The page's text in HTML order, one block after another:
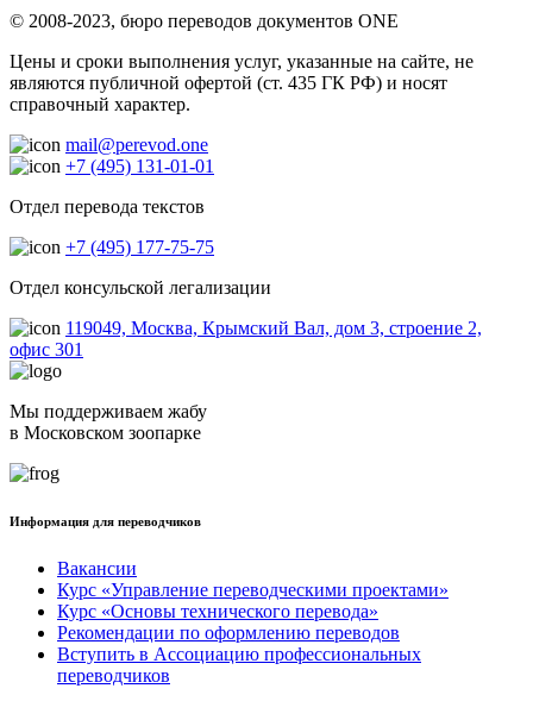
© 2008-2023, бюро переводов документов ONE
Цены и сроки выполнения услуг, указанные на сайте, не
являются публичной офертой (ст. 435 ГК РФ) и носят
справочный характер.
mail@perevod.one
+7 (495) 131-01-01
Отдел перевода текстов
+7 (495) 177-75-75
Отдел консульской легализации
119049, Москва, Крымский Вал, дом 3, строение 2,
офис 301
Мы поддерживаем жабу
в Московском зоопарке
Информация для переводчиков
Вакансии
Курс «Управление переводческими проектами»
Курс «Основы технического перевода»
Рекомендации по оформлению переводов
Вступить в Ассоциацию профессиональных
переводчиков